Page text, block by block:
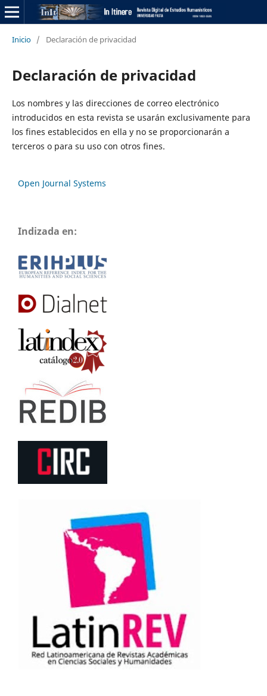
Inicio / Declaración de privacidad
Declaración de privacidad
Los nombres y las direcciones de correo electrónico
introducidos en esta revista se usarán exclusivamente para
los fines establecidos en ella y no se proporcionarán a
terceros o para su uso con otros fines.
Open Journal Systems
Indizada en: